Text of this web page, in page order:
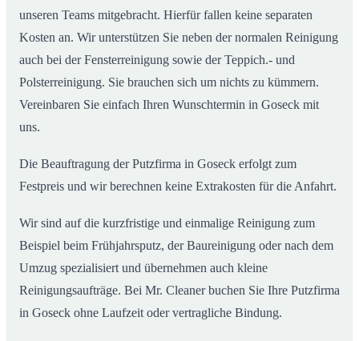
unseren Teams mitgebracht. Hierfür fallen keine separaten
Kosten an. Wir unterstützen Sie neben der normalen Reinigung
auch bei der Fensterreinigung sowie der Teppich.- und
Polsterreinigung. Sie brauchen sich um nichts zu kümmern.
Vereinbaren Sie einfach Ihren Wunschtermin in Goseck mit
uns.
Die Beauftragung der Putzfirma in Goseck erfolgt zum
Festpreis und wir berechnen keine Extrakosten für die Anfahrt.
Wir sind auf die kurzfristige und einmalige Reinigung zum
Beispiel beim Frühjahrsputz, der Baureinigung oder nach dem
Umzug spezialisiert und übernehmen auch kleine
Reinigungsaufträge. Bei Mr. Cleaner buchen Sie Ihre Putzfirma
in Goseck ohne Laufzeit oder vertragliche Bindung.